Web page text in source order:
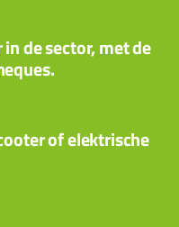
de sector, met de
of elektrische